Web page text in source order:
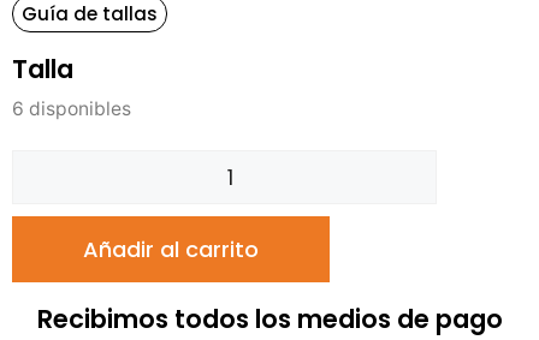
Guía de tallas
Talla
6 disponibles
Añadir al carrito
Recibimos todos los medios de pago